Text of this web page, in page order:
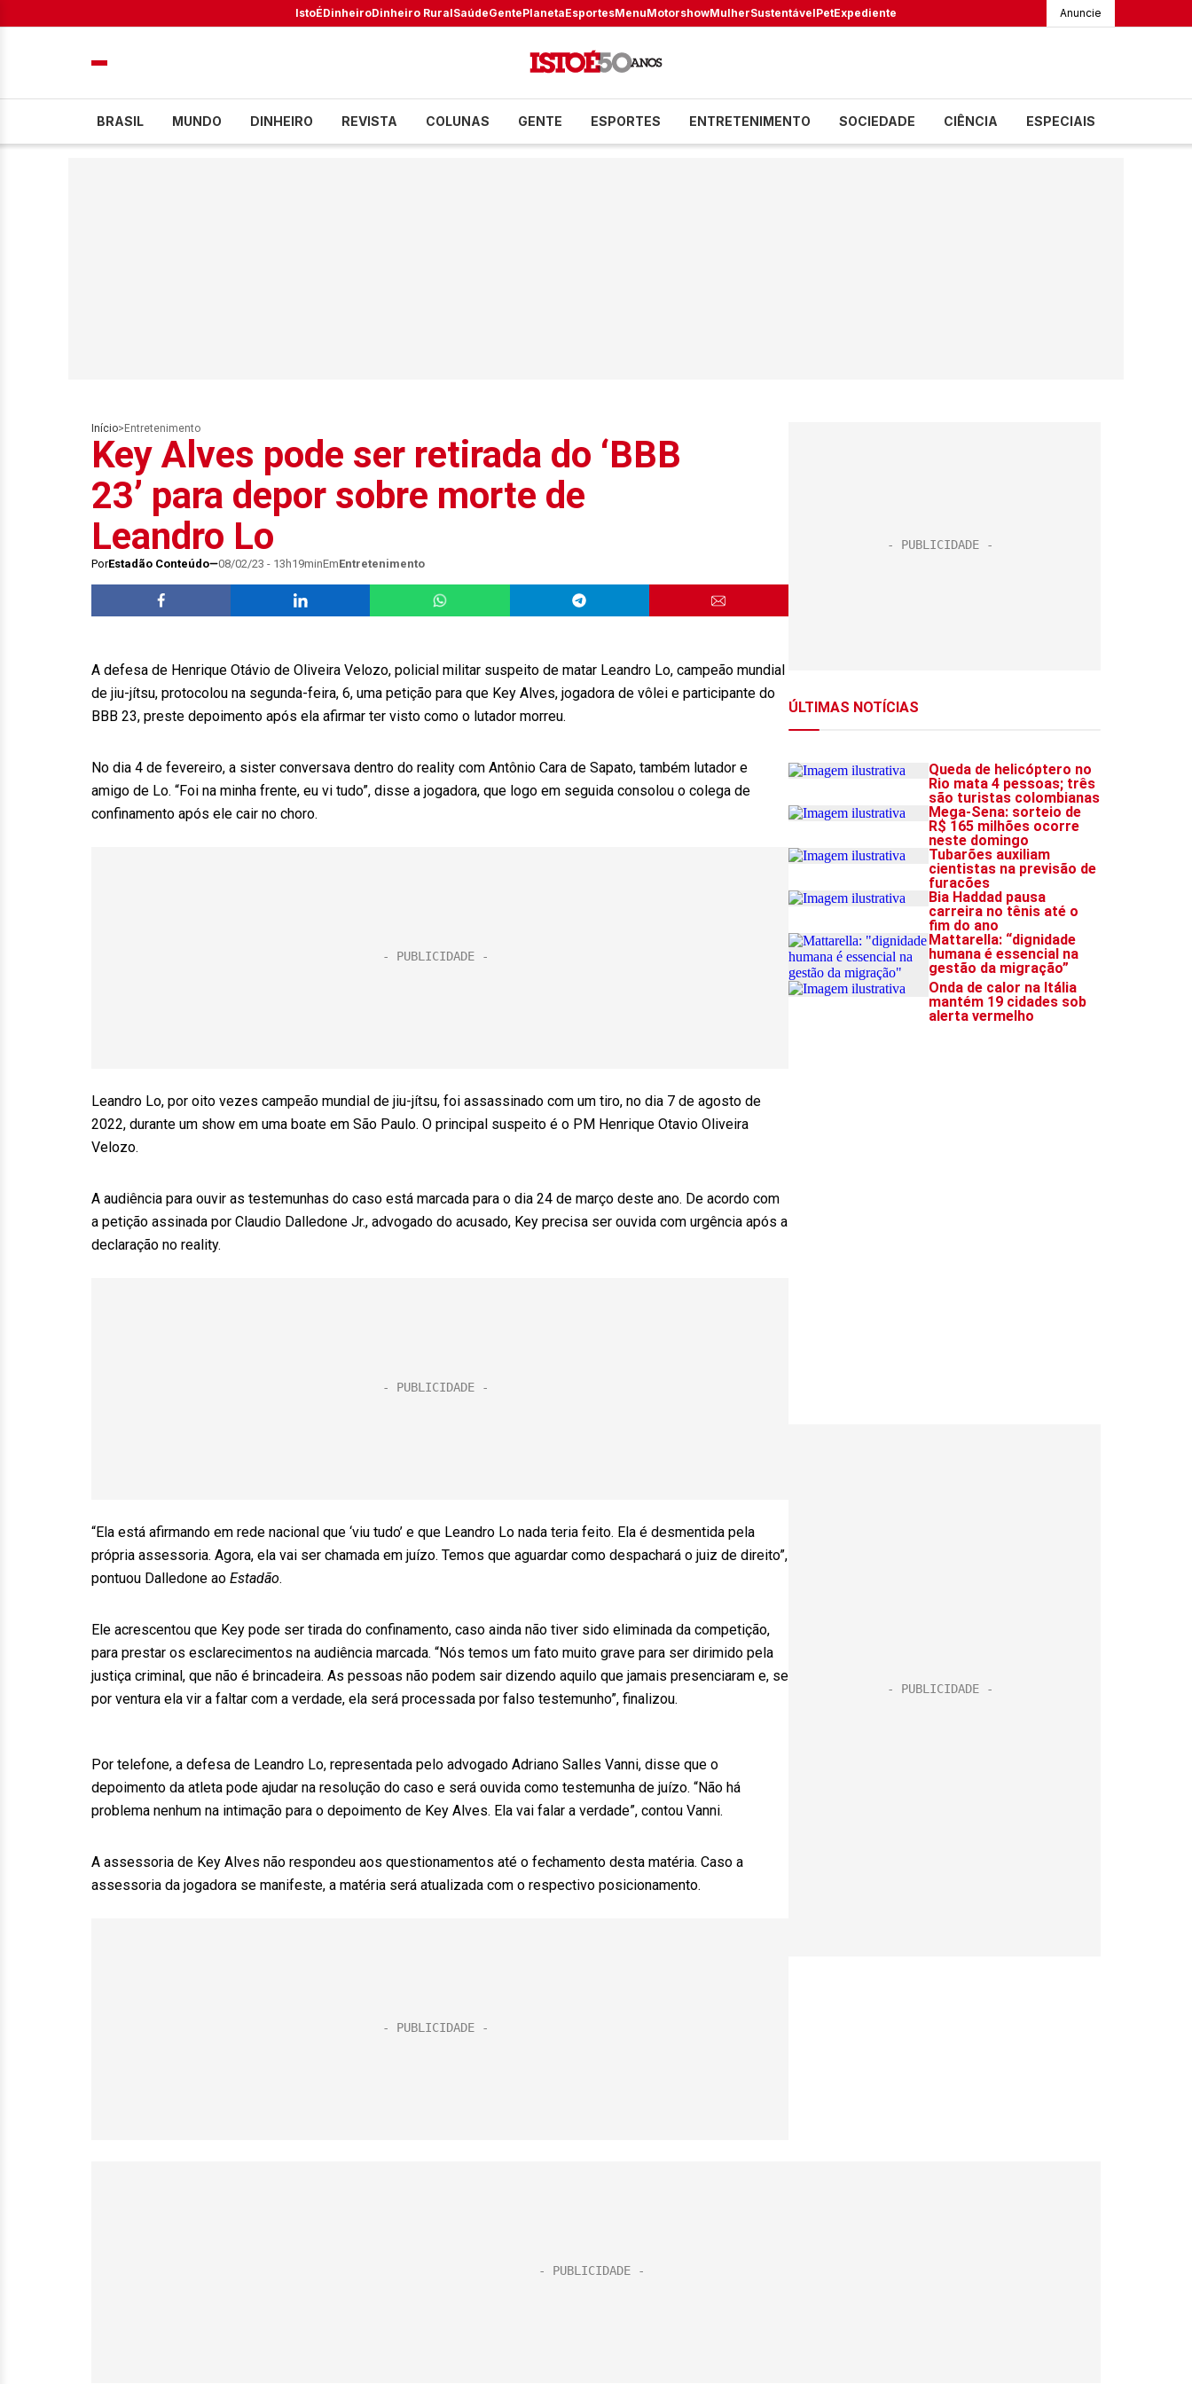
IstoÉDinheiroDinheiro RuralSaúdeGentePlanetaEsportesMenuMotorshowMulherSustentávelPetExpediente Anuncie
BRASIL MUNDO DINHEIRO REVISTA COLUNAS GENTE ESPORTES ENTRETENIMENTO SOCIEDADE CIÊNCIA ESPECIAIS
Início> Entretenimento
Key Alves pode ser retirada do ‘BBB
23’ para depor sobre morte de
Leandro Lo
PorEstadão Conteúdo 08/02/23 - 13h19minEmEntretenimento
A defesa de Henrique Otávio de Oliveira Velozo, policial militar suspeito de matar Leandro Lo, campeão mundial
de jiu-jítsu, protocolou na segunda-feira, 6, uma petição para que Key Alves, jogadora de vôlei e participante do
BBB 23, preste depoimento após ela afirmar ter visto como o lutador morreu.
No dia 4 de fevereiro, a sister conversava dentro do reality com Antônio Cara de Sapato, também lutador e
amigo de Lo. “Foi na minha frente, eu vi tudo”, disse a jogadora, que logo em seguida consolou o colega de
confinamento após ele cair no choro.
Leandro Lo, por oito vezes campeão mundial de jiu-jítsu, foi assassinado com um tiro, no dia 7 de agosto de
2022, durante um show em uma boate em São Paulo. O principal suspeito é o PM Henrique Otavio Oliveira
Velozo.
A audiência para ouvir as testemunhas do caso está marcada para o dia 24 de março deste ano. De acordo com
a petição assinada por Claudio Dalledone Jr., advogado do acusado, Key precisa ser ouvida com urgência após a
declaração no reality.
“Ela está afirmando em rede nacional que ‘viu tudo’ e que Leandro Lo nada teria feito. Ela é desmentida pela
própria assessoria. Agora, ela vai ser chamada em juízo. Temos que aguardar como despachará o juiz de direito”,
pontuou Dalledone ao Estadão.
Ele acrescentou que Key pode ser tirada do confinamento, caso ainda não tiver sido eliminada da competição,
para prestar os esclarecimentos na audiência marcada. “Nós temos um fato muito grave para ser dirimido pela
justiça criminal, que não é brincadeira. As pessoas não podem sair dizendo aquilo que jamais presenciaram e, se
por ventura ela vir a faltar com a verdade, ela será processada por falso testemunho”, finalizou.
Por telefone, a defesa de Leandro Lo, representada pelo advogado Adriano Salles Vanni, disse que o
depoimento da atleta pode ajudar na resolução do caso e será ouvida como testemunha de juízo. “Não há
problema nenhum na intimação para o depoimento de Key Alves. Ela vai falar a verdade”, contou Vanni.
A assessoria de Key Alves não respondeu aos questionamentos até o fechamento desta matéria. Caso a
assessoria da jogadora se manifeste, a matéria será atualizada com o respectivo posicionamento.